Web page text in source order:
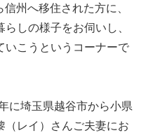
州へ移住された方に、
しの様子をお伺いし、
いこうというコーナーで
に埼玉県越谷市から小県
（レイ）さんご夫妻にお